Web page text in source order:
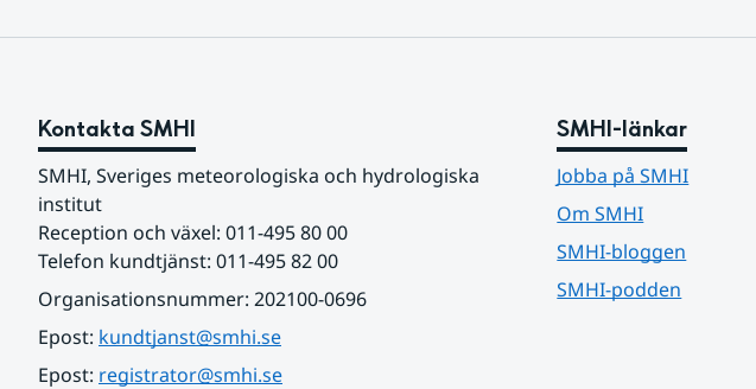
Kontakta SMHI
SMHI, Sveriges meteorologiska och hydrologiska
institut
Reception och växel: 011-495 80 00
Telefon kundtjänst: 011-495 82 00
Organisationsnummer: 202100-0696
Epost: kundtjanst@smhi.se
Epost: registrator@smhi.se
SMHI-länkar
Jobba på SMHI
Om SMHI
SMHI-bloggen
SMHI-podden